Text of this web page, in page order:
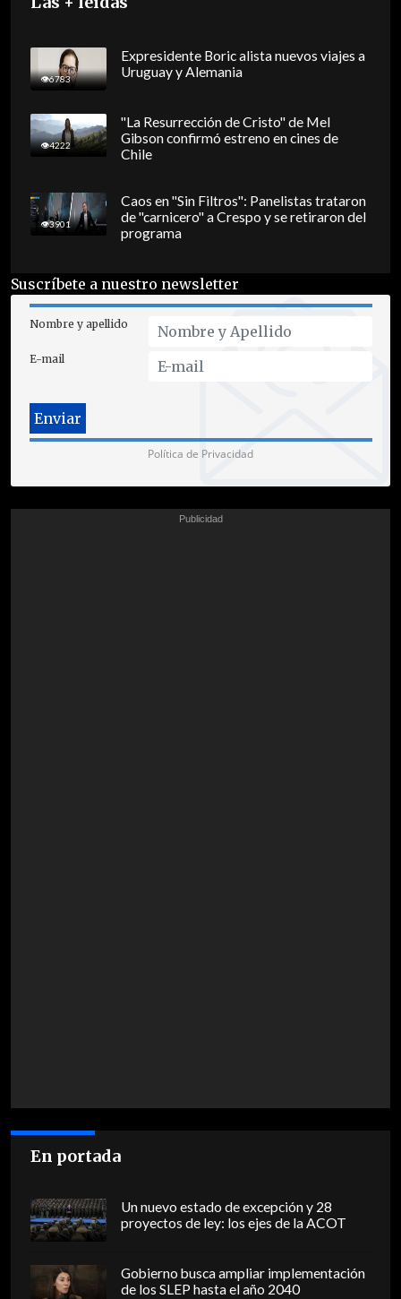
6783
Expresidente Boric alista nuevos viajes a
Uruguay y Alemania
4222
"La Resurrección de Cristo" de Mel
Gibson confirmó estreno en cines de
Chile
3901
Caos en "Sin Filtros": Panelistas trataron
de "carnicero" a Crespo y se retiraron del
programa
Suscríbete a nuestro newsletter
Nombre y apellido
E-mail
Política de Privacidad
En portada
Un nuevo estado de excepción y 28
proyectos de ley: los ejes de la ACOT
Gobierno busca ampliar implementación
de los SLEP hasta el año 2040